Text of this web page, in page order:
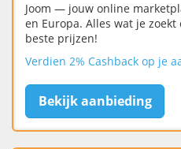
Joom — jouw online
en Europa. Alles wat je
beste prijzen!
Verdien 2% Cashback op je
Bekijk aanbieding